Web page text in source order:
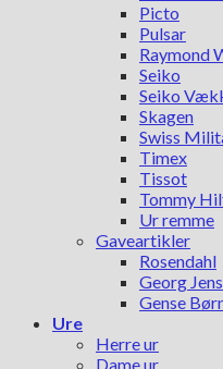
Picto
Pulsar
Raymond
Seiko
Seiko
Skagen
Swiss
Timex
Tissot
Tommy
Ur remme
Gaveartikler
Rosendahl
Georg
Gense
Ure
Herre ur
Dame ur